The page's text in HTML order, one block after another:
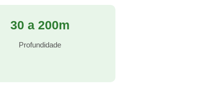
30 a 200m
Profundidade